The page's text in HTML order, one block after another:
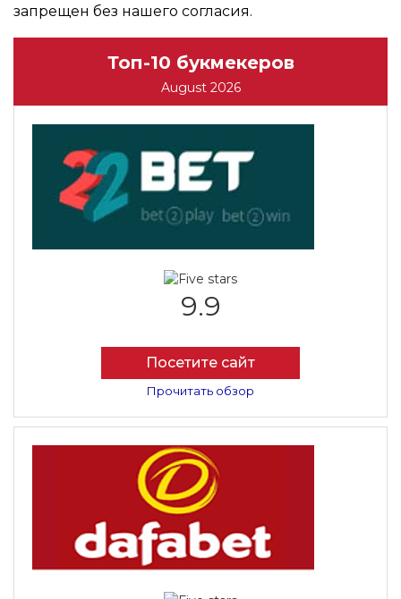
запрещен без нашего согласия.
Топ-10 букмекеров
August 2026
9.9
Посетите сайт
Прочитать обзор